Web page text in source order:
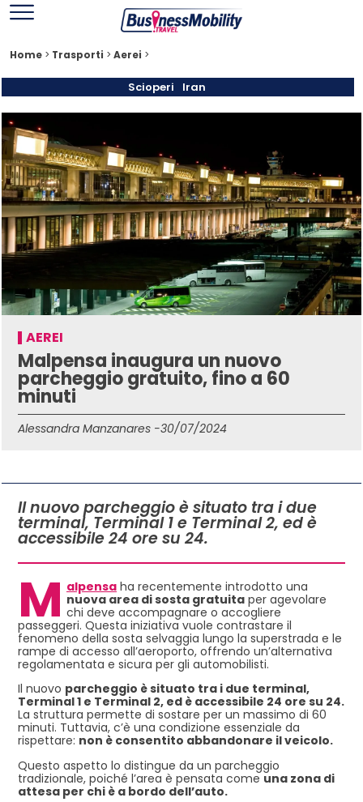
Home > Trasporti > Aerei >
Scioperi Iran
AEREI
Malpensa inaugura un nuovo
parcheggio gratuito, fino a 60
minuti
Alessandra Manzanares -30/07/2024
Il nuovo parcheggio è situato tra i due
terminal, Terminal 1 e Terminal 2, ed è
accessibile 24 ore su 24.
M alpensa ha recentemente introdotto una
nuova area di sosta gratuita per agevolare
chi deve accompagnare o accogliere
passeggeri. Questa iniziativa vuole contrastare il
fenomeno della sosta selvaggia lungo la superstrada e le
rampe di accesso all’aeroporto, offrendo un’alternativa
regolamentata e sicura per gli automobilisti.
Il nuovo parcheggio è situato tra i due terminal,
Terminal 1 e Terminal 2, ed è accessibile 24 ore su 24.
La struttura permette di sostare per un massimo di 60
minuti. Tuttavia, c’è una condizione essenziale da
rispettare: non è consentito abbandonare il veicolo.
Questo aspetto lo distingue da un parcheggio
tradizionale, poiché l’area è pensata come una zona di
attesa per chi è a bordo dell’auto.